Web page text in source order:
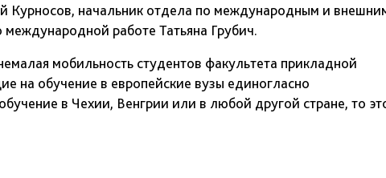
Курносов, начальник отдела по международным и
работе Татьяна Грубич.
мобильность студентов факультета прикладной
на обучение в европейские вузы единогласно
в Чехии, Венгрии или в любой другой стране, то